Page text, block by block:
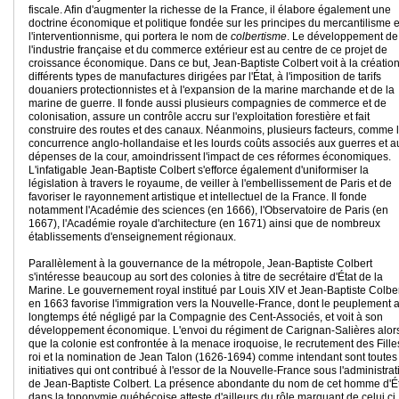
fiscale. Afin d'augmenter la richesse de la France, il élabore également une
doctrine économique et politique fondée sur les principes du mercantilisme
l'interventionnisme, qui portera le nom de colbertisme. Le développement de
l'industrie française et du commerce extérieur est au centre de ce projet de
croissance économique. Dans ce but, Jean-Baptiste Colbert voit à la
différents types de manufactures dirigées par l'État, à l'imposition de tarifs
douaniers protectionnistes et à l'expansion de la marine marchande et de la
marine de guerre. Il fonde aussi plusieurs compagnies de commerce et de
colonisation, assure un contrôle accru sur l'exploitation forestière et fait
construire des routes et des canaux. Néanmoins, plusieurs facteurs, comme
concurrence anglo-hollandaise et les lourds coûts associés aux guerres et
dépenses de la cour, amoindrissent l'impact de ces réformes économiques.
L'infatigable Jean-Baptiste Colbert s'efforce également d'uniformiser la
législation à travers le royaume, de veiller à l'embellissement de Paris et de
favoriser le rayonnement artistique et intellectuel de la France. Il fonde
notamment l'Académie des sciences (en 1666), l'Observatoire de Paris (en
1667), l'Académie royale d'architecture (en 1671) ainsi que de nombreux
établissements d'enseignement régionaux.
Parallèlement à la gouvernance de la métropole, Jean-Baptiste Colbert
s'intéresse beaucoup au sort des colonies à titre de secrétaire d'État de la
Marine. Le gouvernement royal institué par Louis XIV et Jean-Baptiste
en 1663 favorise l'immigration vers la Nouvelle-France, dont le peuplement a
longtemps été négligé par la Compagnie des Cent-Associés, et voit à son
développement économique. L'envoi du régiment de Carignan-Salières
que la colonie est confrontée à la menace iroquoise, le recrutement des
roi et la nomination de Jean Talon (1626-1694) comme intendant sont
initiatives qui ont contribué à l'essor de la Nouvelle-France sous
de Jean-Baptiste Colbert. La présence abondante du nom de cet homme